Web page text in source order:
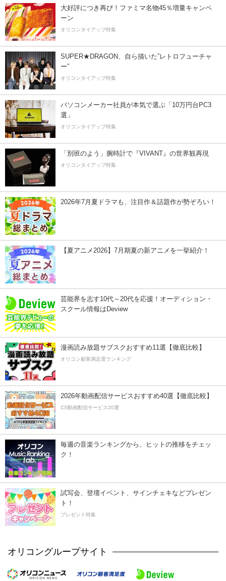
大好評につき再び！ファミマ名物45％増量キャンペ
ーン
オリコンタイアップ特集
SUPER★DRAGON、自ら描いた”レトロフューチャ
ー”
オリコンタイアップ特集
パソコンメーカー社員が本気で選ぶ「10万円台PC3
選」
オリコンタイアップ特集
「別班のよう」腕時計で『VIVANT』の世界観再現
オリコンタイアップ特集
2026年7月夏ドラマも、注目作＆話題作が勢ぞろい！
【夏アニメ2026】7月期夏の新アニメを一挙紹介！
芸能界を志す10代～20代を応援！オーディション・
スクール情報はDeview
漫画読み放題サブスクおすすめ11選【徹底比較】
オリコン顧客満足度ランキング
2026年動画配信サービスおすすめ40選【徹底比較】
CS動画配信サービス20選
毎週の音楽ランキングから、ヒットの推移をチェッ
ク！
試写会、登壇イベント、サインチェキなどプレゼン
ト！
プレゼント特集
オリコングループサイト